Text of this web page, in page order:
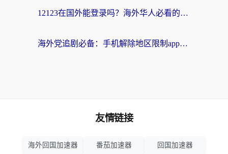
12123在国外能登录吗？海外华人必看的回国加速实用指南
海外党追剧必备：手机解除地区限制app怎么选？解决央视视频&国内剧地区限制全指南
友情链接
海外回国加速器 番茄加速器 回国加速器